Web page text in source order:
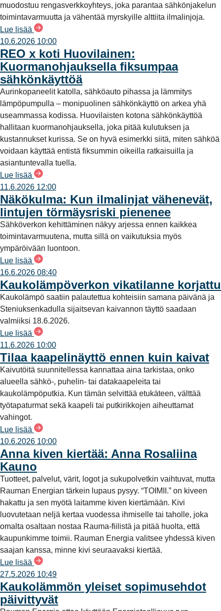
muodostuu rengasverkkoyhteys, joka parantaa sähkönjakelun
toimintavarmuutta ja vähentää myrskyille alttiita ilmalinjoja.
Lue lisää
10.6.2026 10:00
REO x koti Huovilainen:
Kuormanohjauksella fiksumpaa
sähkönkäyttöä
Aurinkopaneelit katolla, sähköauto pihassa ja lämmitys
lämpöpumpulla – monipuolinen sähkönkäyttö on arkea yhä
useammassa kodissa. Huovilaisten kotona sähkönkäyttöä
hallitaan kuormanohjauksella, joka pitää kulutuksen ja
kustannukset kurissa. Se on hyvä esimerkki siitä, miten sähköä
voidaan käyttää entistä fiksummin oikeilla ratkaisuilla ja
asiantuntevalla tuella.
Lue lisää
11.6.2026 12:00
Näkökulma: Kun ilmalinjat vähenevät,
lintujen törmäysriski pienenee
Sähköverkon kehittäminen näkyy arjessa ennen kaikkea
toimintavarmuutena, mutta sillä on vaikutuksia myös
ympäröivään luontoon.
Lue lisää
16.6.2026 08:40
Kaukolämpöverkon vikatilanne korjattu
Kaukolämpö saatiin palautettua kohteisiin samana päivänä ja
Steniuksenkadulla sijaitsevan kaivannon täyttö saadaan
valmiiksi 18.6.2026.
Lue lisää
11.6.2026 10:00
Tilaa kaapelinäyttö ennen kuin kaivat
Kaivutöitä suunnitellessa kannattaa aina tarkistaa, onko
alueella sähkö-, puhelin- tai datakaapeleita tai
kaukolämpöputkia. Kun tämän selvittää etukäteen, välttää
työtapaturmat sekä kaapeli tai putkirikkojen aiheuttamat
vahingot.
Lue lisää
10.6.2026 10:00
Anna kiven kiertää: Anna Rosaliina
Kauno
Tuotteet, palvelut, värit, logot ja sukupolvetkin vaihtuvat, mutta
Rauman Energian tärkein lupaus pysyy. “TOIMII.” on kiveen
hakattu ja sen myötä laitamme kiven kiertämään. Kivi
luovutetaan neljä kertaa vuodessa ihmiselle tai taholle, joka
omalta osaltaan nostaa Rauma-fiilistä ja pitää huolta, että
kaupunkimme toimii. Rauman Energia valitsee yhdessä kiven
saajan kanssa, minne kivi seuraavaksi kiertää.
Lue lisää
27.5.2026 10:49
Kaukolämmön yleiset sopimusehdot
päivittyvät